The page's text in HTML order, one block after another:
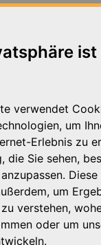
ist
verwendet
um
Erlebnis zu
die Sie sehen,
um
verstehen,
oder um
18 - 10179 Berlin
17 16 01